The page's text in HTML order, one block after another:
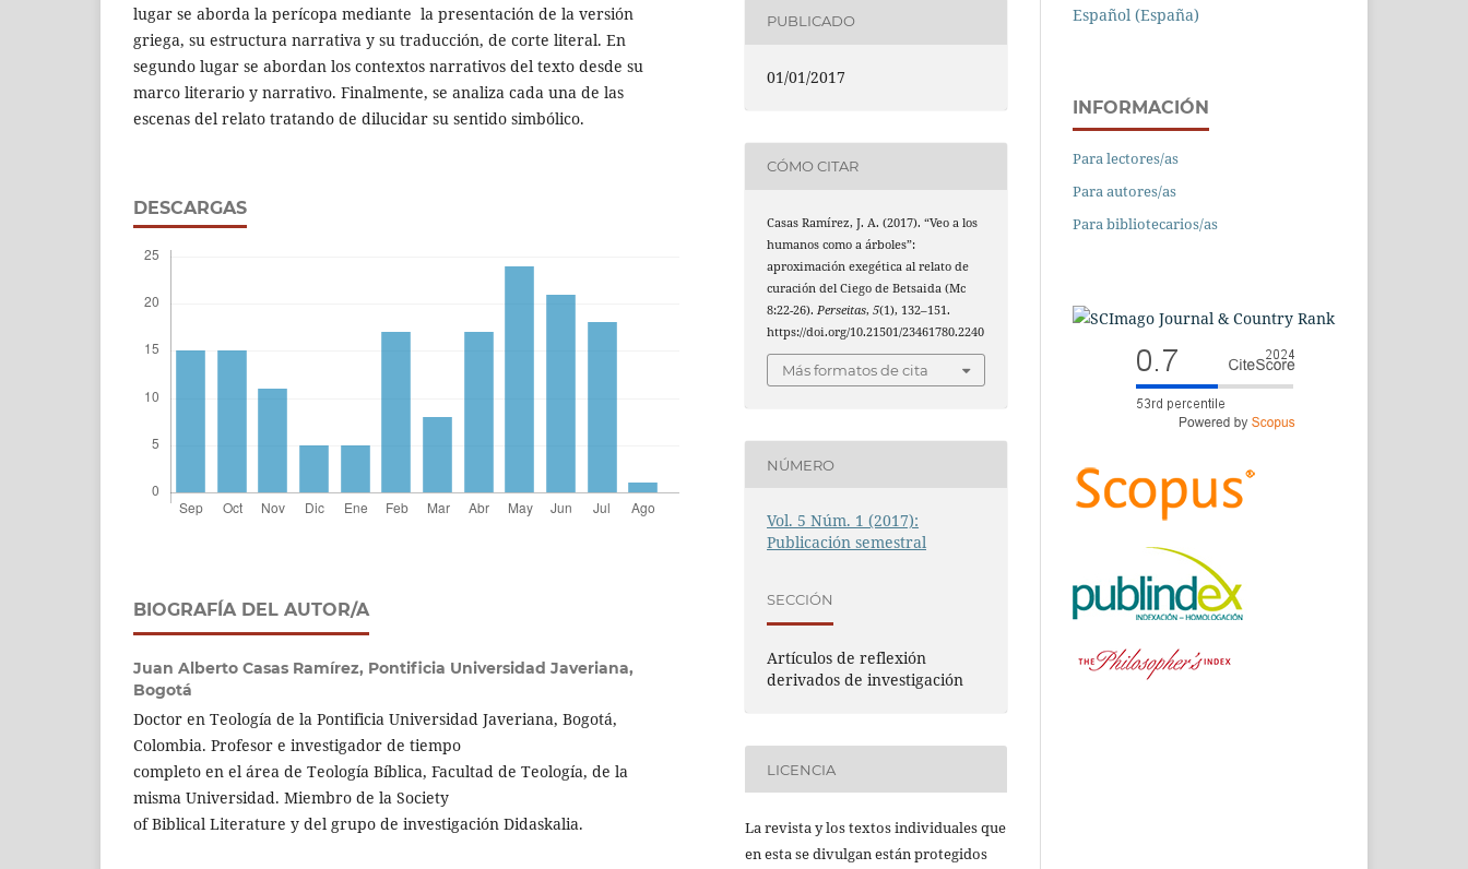
lugar se aborda la perícopa mediante la presentación de la versión
griega, su estructura narrativa y su traducción, de corte literal. En
segundo lugar se abordan los contextos narrativos del texto desde su
marco literario y narrativo. Finalmente, se analiza cada una de las
escenas del relato tratando de dilucidar su sentido simbólico.
DESCARGAS
BIOGRAFÍA DEL AUTOR/A
Juan Alberto Casas Ramírez, Pontificia Universidad Javeriana,
Bogotá
Doctor en Teología de la Pontificia Universidad Javeriana, Bogotá,
Colombia. Profesor e investigador de tiempo
completo en el área de Teología Bíblica, Facultad de Teología, de la
misma Universidad. Miembro de la Society
of Biblical Literature y del grupo de investigación Didaskalia.
PUBLICADO
01/01/2017
CÓMO CITAR
Casas Ramírez, J. A. (2017). “Veo a los
humanos como a árboles”:
aproximación exegética al relato de
curación del Ciego de Betsaida (Mc
8:22-26). Perseitas,5(1), 132–151.
https://doi.org/10.21501/23461780.2240
Más formatos de cita
NÚMERO
Vol. 5 Núm. 1 (2017):
Publicación semestral
SECCIÓN
Artículos de reflexión
derivados de investigación
LICENCIA
La revista y los textos individuales que
en esta se divulgan están protegidos
Español (España)
INFORMACIÓN
Para lectores/as
Para autores/as
Para bibliotecarios/as